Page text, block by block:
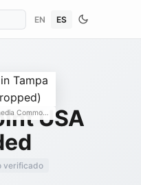
EN ES
Commons ↗
USA
verificado